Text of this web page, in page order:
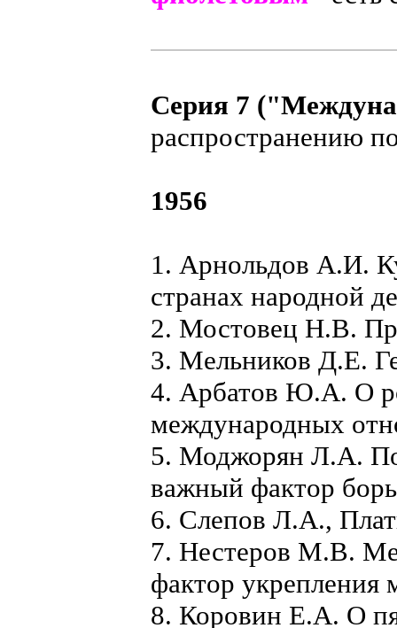
Серия 7
распространению
1956
1. Арнольдов А.И.
странах народной
2. Мостовец Н.В.
3. Мельников Д.Е.
4. Арбатов Ю.А. О
международных
5. Моджорян Л.А.
важный фактор
6. Слепов Л.А.,
7. Нестеров М.В.
фактор укрепления
8. Коровин Е.А. О